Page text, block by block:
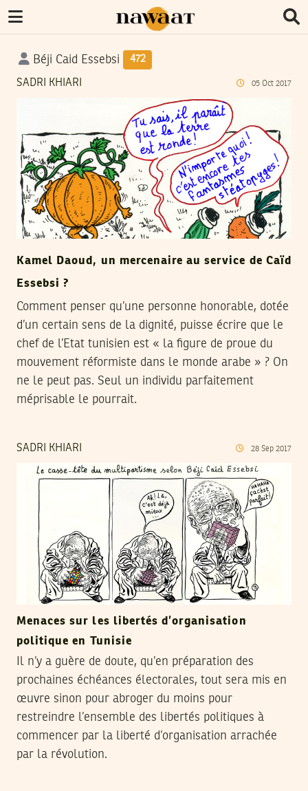
Béji Caid Essebsi 472
SADRI KHIARI 05 Oct 2017
Kamel Daoud, un mercenaire au service de Caïd
Essebsi ?
Comment penser qu’une personne honorable, dotée
d’un certain sens de la dignité, puisse écrire que le
chef de l’Etat tunisien est « la figure de proue du
mouvement réformiste dans le monde arabe » ? On
ne le peut pas. Seul un individu parfaitement
méprisable le pourrait.
SADRI KHIARI 28 Sep 2017
Menaces sur les libertés d’organisation
politique en Tunisie
Il n’y a guère de doute, qu’en préparation des
prochaines échéances électorales, tout sera mis en
œuvre sinon pour abroger du moins pour
restreindre l’ensemble des libertés politiques à
commencer par la liberté d’organisation arrachée
par la révolution.